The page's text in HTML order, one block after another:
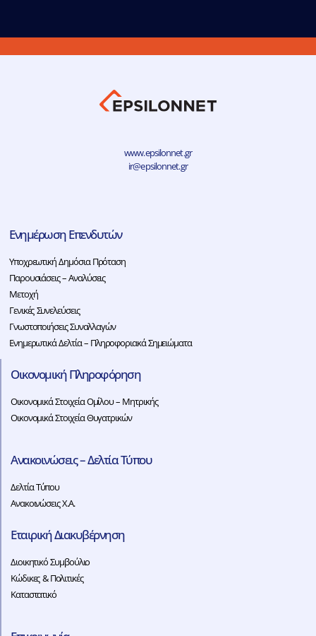
www.epsilonnet.gr
ir@epsilonnet.gr
Ενημέρωση Επενδυτών
Υποχρεωτική Δημόσια Πρόταση
Παρουσιάσεις – Αναλύσεις
Μετοχή
Γενικές Συνελεύσεις
Γνωστοποιήσεις Συναλλαγών
Ενημερωτικά Δελτία – Πληροφοριακά Σημειώματα
Οικονομική Πληροφόρηση
Οικονομικά Στοιχεία Ομίλου – Μητρικής
Οικονομικά Στοιχεία Θυγατρικών
Ανακοινώσεις – Δελτία Τύπου
Δελτία Τύπου
Ανακοινώσεις Χ.Α.
Εταιρική Διακυβέρνηση
Διοικητικό Συμβούλιο
Κώδικες & Πολιτικές
Καταστατικό